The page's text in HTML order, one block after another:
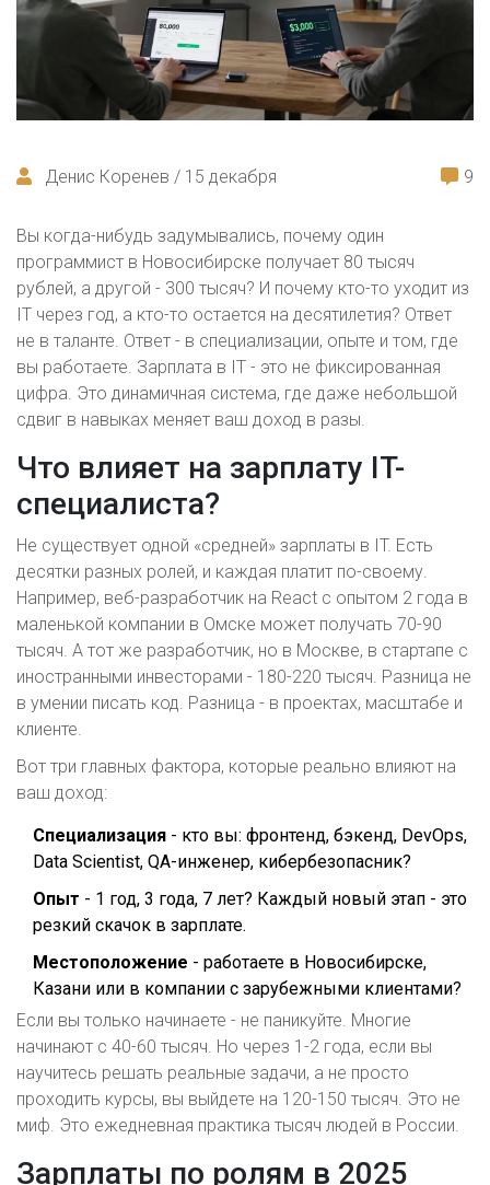
Денис Коренев / 15 декабря 9
Вы когда-нибудь задумывались, почему один
программист в Новосибирске получает 80 тысяч
рублей, а другой - 300 тысяч? И почему кто-то уходит из
IT через год, а кто-то остается на десятилетия? Ответ
не в таланте. Ответ - в специализации, опыте и том, где
вы работаете. Зарплата в IT - это не фиксированная
цифра. Это динамичная система, где даже небольшой
сдвиг в навыках меняет ваш доход в разы.
Что влияет на зарплату IT-
специалиста?
Не существует одной «средней» зарплаты в IT. Есть
десятки разных ролей, и каждая платит по-своему.
Например, веб-разработчик на React с опытом 2 года в
маленькой компании в Омске может получать 70-90
тысяч. А тот же разработчик, но в Москве, в стартапе с
иностранными инвесторами - 180-220 тысяч. Разница не
в умении писать код. Разница - в проектах, масштабе и
клиенте.
Вот три главных фактора, которые реально влияют на
ваш доход:
Специализация - кто вы: фронтенд, бэкенд, DevOps,
Data Scientist, QA-инженер, кибербезопасник?
Опыт - 1 год, 3 года, 7 лет? Каждый новый этап - это
резкий скачок в зарплате.
Местоположение - работаете в Новосибирске,
Казани или в компании с зарубежными клиентами?
Если вы только начинаете - не паникуйте. Многие
начинают с 40-60 тысяч. Но через 1-2 года, если вы
научитесь решать реальные задачи, а не просто
проходить курсы, вы выйдете на 120-150 тысяч. Это не
миф. Это ежедневная практика тысяч людей в России.
Зарплаты по ролям в 2025